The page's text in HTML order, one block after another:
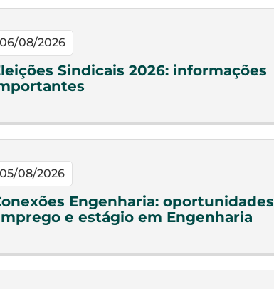
06/08/2026
Sindicais 2026: informações
05/08/2026
Engenharia:
e estágio em Engenharia